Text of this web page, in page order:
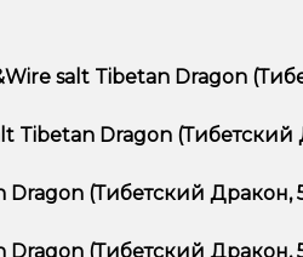
salt Tibetan Dragon
50 мг, 30 мл) отличается
Tibetan Dragon (Тибетский
ассортимент, выгодные
(Тибетский Дракон,
(Тибетский Дракон,